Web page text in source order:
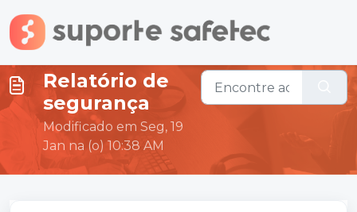
Ir para o conteúdo principal
Relatório de
segurança
Modificado em Seg, 19
Jan na (o) 10:38 AM